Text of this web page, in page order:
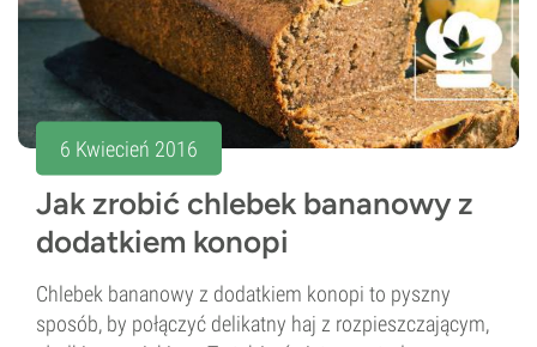
6 Kwiecień 2016
Jak zrobić chlebek bananowy z
dodatkiem konopi
Chlebek bananowy z dodatkiem konopi to pyszny
sposób, by połączyć delikatny haj z rozpieszczającym,